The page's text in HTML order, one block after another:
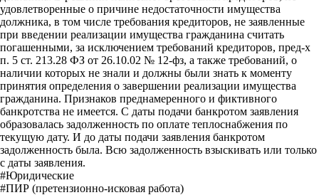
удовлетворенные о причине недостаточности имущества
должника, в том числе требования кредиторов, не заявленные
при введении реализации имущества гражданина считать
погашенными, за исключением требований кредиторов, пред-х
п. 5 ст. 213.28 ФЗ от 26.10.02 № 12-фз, а также требований, о
наличии которых не знали и должны были знать к моменту
принятия определения о завершении реализации имущества
гражданина. Признаков преднамеренного и фиктивного
банкротства не имеется. С даты подачи банкротом заявления
образовалась задолженность по оплате теплоснабжения по
текущую дату. И до даты подачи заявления банкротом
задолженность была. Всю задолженность взыскивать или только
с даты заявления.
#Юридические
#ПИР (претензионно-исковая работа)